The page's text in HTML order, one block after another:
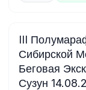
III
Сибирской
Беговая
Сузун